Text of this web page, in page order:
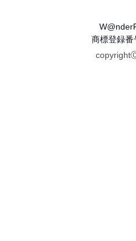
商標登録